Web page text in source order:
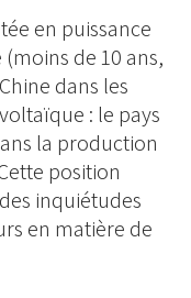
en puissance
de 10 ans,
dans les
: le pays
la production
position
inquiétudes
en matière de